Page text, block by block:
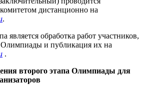
проводится
дистанционно на
.
является обработка работ участников,
Олимпиады и публикация их на
.
второго этапа Олимпиады для